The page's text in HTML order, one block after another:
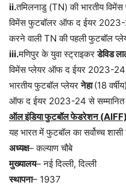
ii.तमिलनाडु (TN) की भारतीय
विमेंस फुटबॉलर ऑफ द ईयर 2023-24
करने वाली TN की पहली फुटबॉल
iii.मणिपुर के युवा स्ट्राइकरडेविड
विमेंस प्लेयर ऑफ द ईयर 2023-24 से
भारतीय फुटबॉल प्लेयरनेहा (18
ऑफ द ईयर 2023-24 से सम्मानित
ऑल इंडिया फुटबॉल फेडरेशन (
यह भारत में फुटबॉल का सर्वोच्च शासी
अध्यक्ष– कल्याण चौबे
मुख्यालय– नई दिल्ली, दिल्ली
स्थापना– 1937